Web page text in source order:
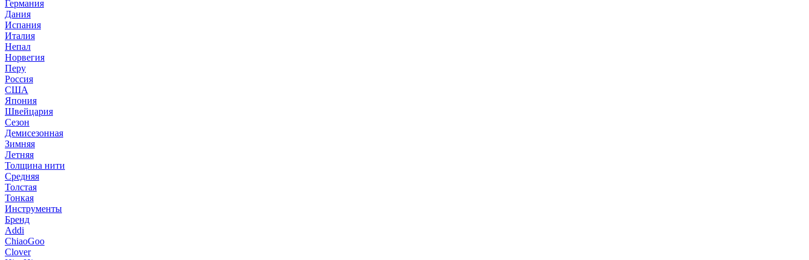
Германия
Дания
Испания
Италия
Непал
Норвегия
Перу
Россия
США
Япония
Швейцария
Сезон
Демисезонная
Зимняя
Летняя
Толщина нити
Средняя
Толстая
Тонкая
Инструменты
Бренд
Addi
ChiaoGoo
Clover